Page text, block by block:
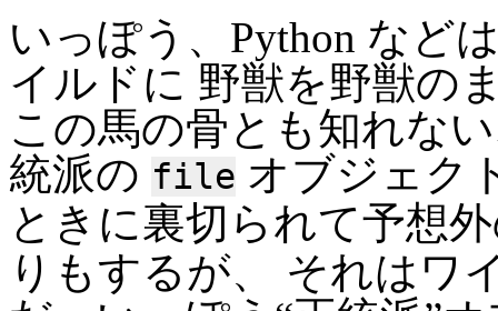
いっぽう、Python など
イルドに 野獣を野獣の
この馬の骨とも知れな
統派の file オブジェク
ときに裏切られて予想
りもするが、 それはワ